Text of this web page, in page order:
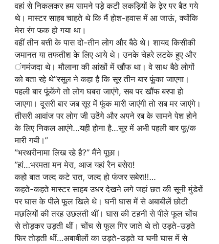
वहां से निकलकर हम सामने पड़े कटी लकड़ियों के ढ़ेर पर बैठ गये
थे। मास्टर साहब चाहते थे कि मैं होश-हवास में आ जाऊं, क्योंकि
मेरा रंग फक हो गया था।
वहीं तीन बत्ती के पास दो-तीन लोग और बैठे थे। शायद किसीकी
जमानत या तफतीश के लिए आये थे। उनके चेहरे लटके हुए और
ंगमंजदा थे। मौलाना की आंखों में खौंफ था। वे साथ बैठे लोगों
को बता रहे थे”रसूल ने कहा है कि सूर तीन बार फूंका जाएगा।
पहली बार फूंकेंगे तो लोग घबरा जाएंगे, सब पर खौंफ बरपा हो
जाएगा। दूसरी बार जब सूर में फूंक मारी जाएंगी तो सब मर जाएंगे।
तीसरी आवांज पर लोग जी उठेंगे और अपने रब के सामने पेश होने
के लिए निकल आएंगे…यही होना है…सूर में अभी पहली बार फू/क
मारी गयी।”
”भरथरीनामा लिख रहे है?” मैंने पूछा।
”हां…भरमता मन मेरा, आज यहां रैन बसेरा!
कहो बात जल्द कटे रात, जल्द हो फंजर सबेरा!!…
कहते-कहते मास्टर साहब उधर देखने लगे जहां छत की सूनी मुंडेरों
पर घास के पीले फूल खिले थे। घनी घास में से अबाबीलें छोटी
मछलियों की तरह उछलती थीं। घास की टहनी से पीले फूल चोंच
से तोड़कर उड़ती थीं। चोंच से फूल गिर जाते थे तो उड़ते-उड़ते
फिर तोड़ती थीं…अबाबीलों का उड़ते-उड़ते या घनी घास में से